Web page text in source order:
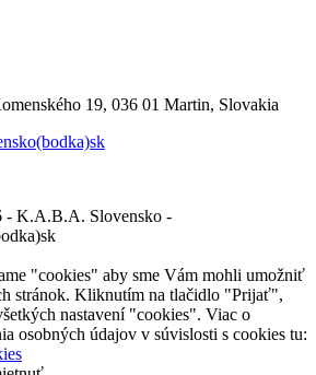
19, 036 01 Martin, Slovakia
- K.A.B.A. Slovensko -
"cookies" aby sme Vám mohli umožniť
stránok. Kliknutím na tlačidlo "Prijať",
nastavení "cookies". Viac o
osobných údajov v súvislosti s cookies tu: